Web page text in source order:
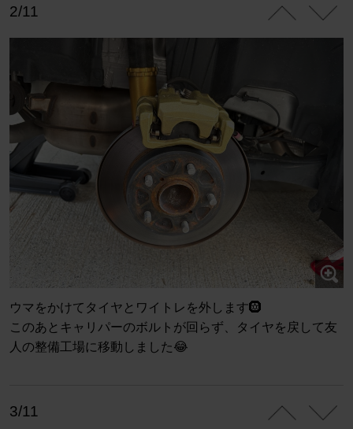
2/11
ウマをかけてタイヤとワイトレを外します🛞
このあとキャリパーのボルトが回らず、タイヤを戻して友
人の整備工場に移動しました😂
3/11